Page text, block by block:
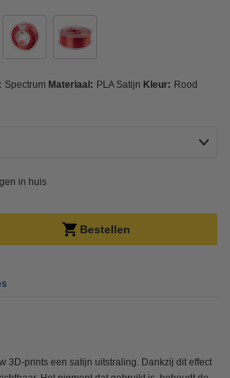
Spectrum Materiaal: PLA Satijn Kleur: Rood
in huis
Bestellen
3D-prints een satijn uitstraling. Dankzij dit effect